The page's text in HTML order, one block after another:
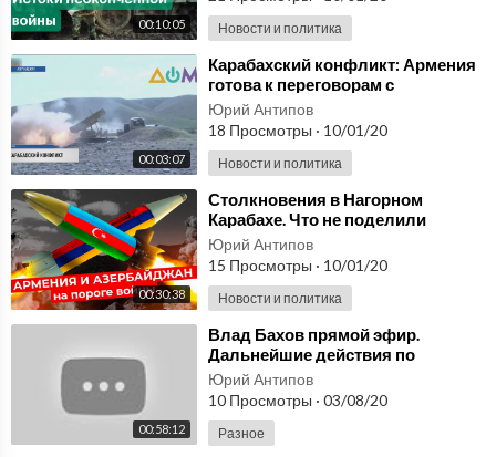
00:10:05 Новости и политика
00:03:07
⁣Карабахский конфликт: Армения
готова к переговорам с
Азербайджаном
Юрий Антипов
18 Просмотры · 10/01/20
Новости и политика
00:30:38
⁣Столкновения в Нагорном
Карабахе. Что не поделили
Армения и Азербайджан?
История конфликта
Юрий Антипов
15 Просмотры · 10/01/20
Новости и политика
00:58:12
⁣Влад Бахов прямой эфир.
Дальнейшие действия по
данному делу. Общественность
не даёт уйти резонансу.
Юрий Антипов
10 Просмотры · 03/08/20
Разное